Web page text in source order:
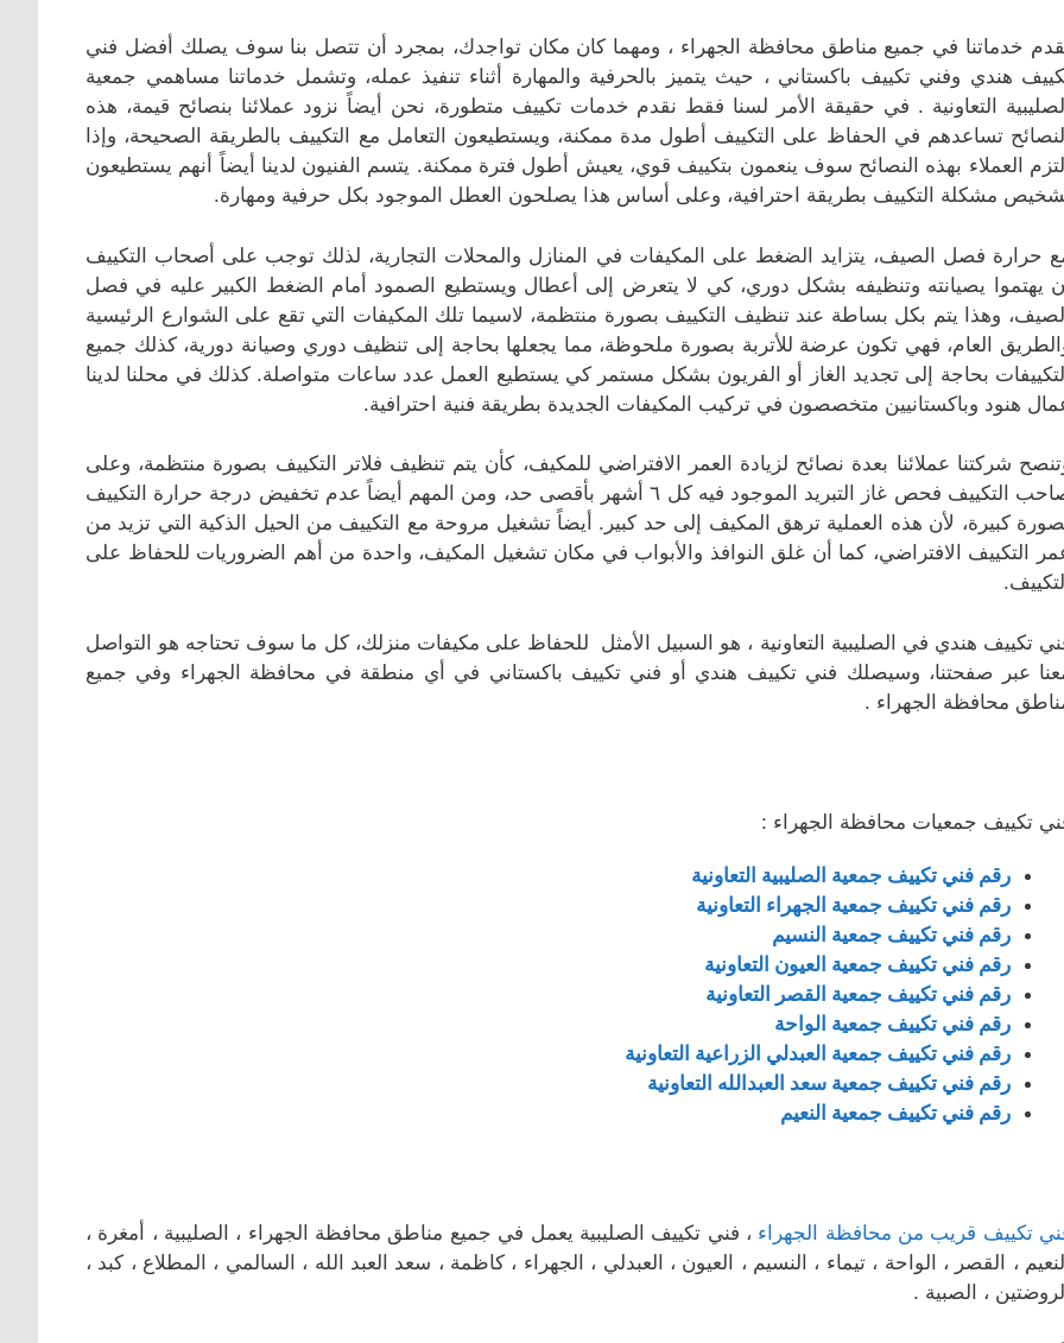
خدماتنا في جميع مناطق محافظة الجهراء ، ومهما كان مكان تواجدك، بمجرد أن تتصل بنا سوف يصلك أفضل فني
هندي وفني تكييف باكستاني ، حيث يتميز بالحرفية والمهارة أثناء تنفيذ عمله، وتشمل خدماتنا مساهمي جمعية
الصليبية التعاونية . في حقيقة الأمر لسنا فقط نقدم خدمات تكييف متطورة، نحن أيضاً نزود عملائنا بنصائح قيمة، هذه
النصائح تساعدهم في الحفاظ على التكييف أطول مدة ممكنة، ويستطيعون التعامل مع التكييف بالطريقة الصحيحة، وإذا
التزم العملاء بهذه النصائح سوف ينعمون بتكييف قوي، يعيش أطول فترة ممكنة. يتسم الفنيون لدينا أيضاً أنهم يستطيعون
مشكلة التكييف بطريقة احترافية، وعلى أساس هذا يصلحون العطل الموجود بكل حرفية ومهارة.
حرارة فصل الصيف، يتزايد الضغط على المكيفات في المنازل والمحلات التجارية، لذلك توجب على أصحاب التكييف
يهتموا يصيانته وتنظيفه بشكل دوري، كي لا يتعرض إلى أعطال ويستطيع الصمود أمام الضغط الكبير عليه في فصل
وهذا يتم بكل بساطة عند تنظيف التكييف بصورة منتظمة، لاسيما تلك المكيفات التي تقع على الشوارع الرئيسية
العام، فهي تكون عرضة للأتربة بصورة ملحوظة، مما يجعلها بحاجة إلى تنظيف دوري وصيانة دورية، كذلك جميع
بحاجة إلى تجديد الغاز أو الفريون بشكل مستمر كي يستطيع العمل عدد ساعات متواصلة. كذلك في محلنا لدينا
هنود وباكستانيين متخصصون في تركيب المكيفات الجديدة بطريقة فنية احترافية.
شركتنا عملائنا بعدة نصائح لزيادة العمر الافتراضي للمكيف، كأن يتم تنظيف فلاتر التكييف بصورة منتظمة، وعلى
صاحب التكييف فحص غاز التبريد الموجود فيه كل ٦ أشهر بأقصى حد، ومن المهم أيضاً عدم تخفيض درجة حرارة التكييف
كبيرة، لأن هذه العملية ترهق المكيف إلى حد كبير. أيضاً تشغيل مروحة مع التكييف من الحيل الذكية التي تزيد من
التكييف الافتراضي، كما أن غلق النوافذ والأبواب في مكان تشغيل المكيف، واحدة من أهم الضروريات للحفاظ على
التكييف.
تكييف هندي في الصليبية التعاونية ، هو السبيل الأمثل للحفاظ على مكيفات منزلك، كل ما سوف تحتاجه هو التواصل
عبر صفحتنا، وسيصلك فني تكييف هندي أو فني تكييف باكستاني في أي منطقة في محافظة الجهراء وفي جميع
محافظة الجهراء .
تكييف جمعيات محافظة الجهراء :
رقم فني تكييف جمعية الصليبية التعاونية
رقم فني تكييف جمعية الجهراء التعاونية
رقم فني تكييف جمعية النسيم
رقم فني تكييف جمعية العيون التعاونية
رقم فني تكييف جمعية القصر التعاونية
رقم فني تكييف جمعية الواحة
رقم فني تكييف جمعية العبدلي الزراعية التعاونية
رقم فني تكييف جمعية سعد العبدالله التعاونية
رقم فني تكييف جمعية النعيم
تكييف قريب من محافظة الجهراء ، فني تكييف الصليبية يعمل في جميع مناطق محافظة الجهراء ، الصليبية ، أمغرة ،
، القصر ، الواحة ، تيماء ، النسيم ، العيون ، العبدلي ، الجهراء ، كاظمة ، سعد العبد الله ، السالمي ، المطلاع ، كبد ،
، الصبية .